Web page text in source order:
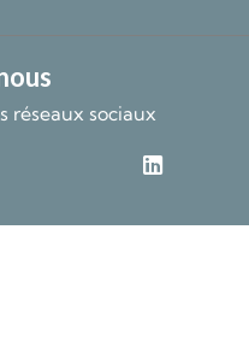
réseaux sociaux